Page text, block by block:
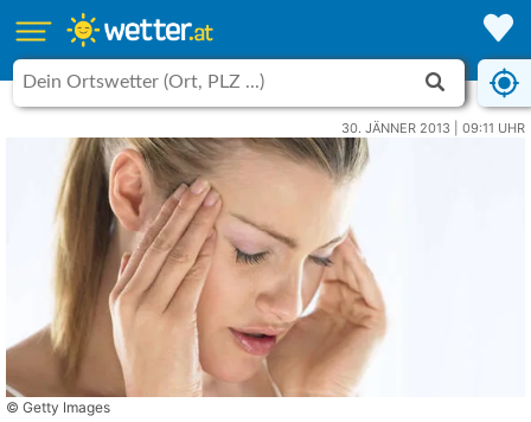
30. JÄNNER 2013 | 09:11 UHR
© Getty Images